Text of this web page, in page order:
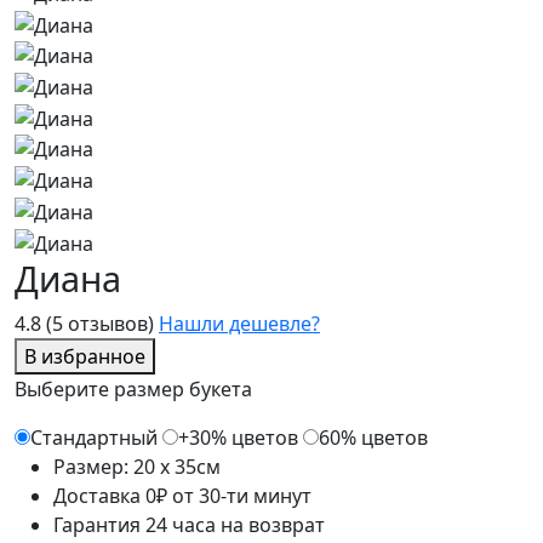
4.8(5 отзывов) Нашли дешевле?
В избранное
Диана
Выберите размер букета
Стандартный
+30% цветов
60% цветов
Размер: 20 x 35см
Доставка 0₽ от 30-ти минут
Гарантия 24 часа на возврат